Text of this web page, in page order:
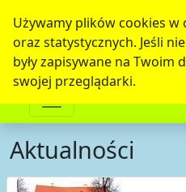
Używamy plików cookies w
oraz statystycznych. Jeśli
były zapisywane na Twoim
swojej przeglądarki.
Aktualności